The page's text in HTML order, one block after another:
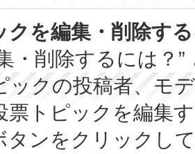
クを編集・削除す
・削除するには？
ックの投稿者、モ
票トピックを編集
タンをクリックし